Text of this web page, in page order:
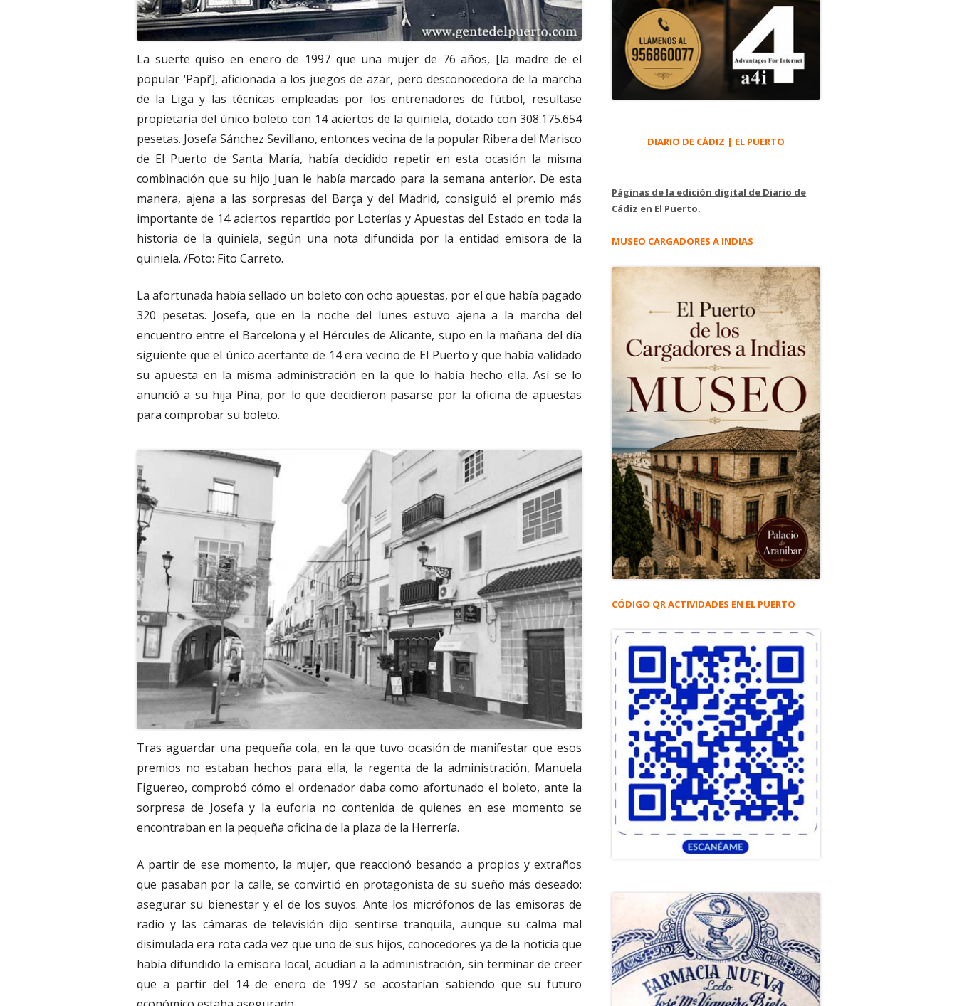
La suerte quiso en enero de 1997 que una mujer de 76 años, [la madre de el
popular ‘Papi’], aficionada a los juegos de azar, pero desconocedora de la marcha
de la Liga y las técnicas empleadas por los entrenadores de fútbol, resultase
propietaria del único boleto con 14 aciertos de la quiniela, dotado con 308.175.654
pesetas. Josefa Sánchez Sevillano, entonces vecina de la popular Ribera del Marisco
de El Puerto de Santa María, había decidido repetir en esta ocasión la misma
combinación que su hijo Juan le había marcado para la semana anterior. De esta
manera, ajena a las sorpresas del Barça y del Madrid, consiguió el premio más
importante de 14 aciertos repartido por Loterías y Apuestas del Estado en toda la
historia de la quiniela, según una nota difundida por la entidad emisora de la
quiniela. /Foto: Fito Carreto.
La afortunada había sellado un boleto con ocho apuestas, por el que había pagado
320 pesetas. Josefa, que en la noche del lunes estuvo ajena a la marcha del
encuentro entre el Barcelona y el Hércules de Alicante, supo en la mañana del día
siguiente que el único acertante de 14 era vecino de El Puerto y que había validado
su apuesta en la misma administración en la que lo había hecho ella. Así se lo
anunció a su hija Pina, por lo que decidieron pasarse por la oficina de apuestas
para comprobar su boleto.
Tras aguardar una pequeña cola, en la que tuvo ocasión de manifestar que esos
premios no estaban hechos para ella, la regenta de la administración, Manuela
Figuereo, comprobó cómo el ordenador daba como afortunado el boleto, ante la
sorpresa de Josefa y la euforia no contenida de quienes en ese momento se
encontraban en la pequeña oficina de la plaza de la Herrería.
A partir de ese momento, la mujer, que reaccionó besando a propios y extraños
que pasaban por la calle, se convirtió en protagonista de su sueño más deseado:
asegurar su bienestar y el de los suyos. Ante los micrófonos de las emisoras de
radio y las cámaras de televisión dijo sentirse tranquila, aunque su calma mal
disimulada era rota cada vez que uno de sus hijos, conocedores ya de la noticia que
había difundido la emisora local, acudían a la administración, sin terminar de creer
que a partir del 14 de enero de 1997 se acostarían sabiendo que su futuro
DIARIO DE CÁDIZ | EL PUERTO
Páginas de la edición digital de Diario de
Cádiz en El Puerto.
MUSEO CARGADORES A INDIAS
CÓDIGO QR ACTIVIDADES EN EL PUERTO